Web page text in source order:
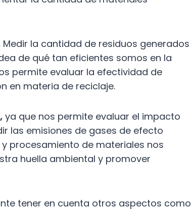
Medir la cantidad de residuos generados
de qué tan eficientes somos en la
permite evaluar la efectividad de
en materia de reciclaje.
ya que nos permite evaluar el impacto
las emisiones de gases de efecto
procesamiento de materiales nos
huella ambiental y promover
tener en cuenta otros aspectos como